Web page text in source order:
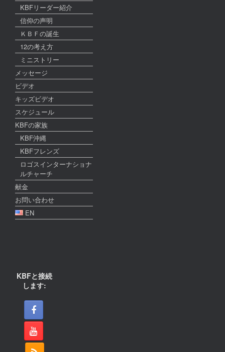
KBFリーダー紹介
信仰の声明
ＫＢＦの誕生
12の考え方
ミニストリー
メッセージ
ビデオ
キッズビデオ
スケジュール
KBFの家族
KBF沖縄
KBFフレンズ
ロゴスインターナショナ
ルチャーチ
献金
お問い合わせ
EN
KBFと接続
します: